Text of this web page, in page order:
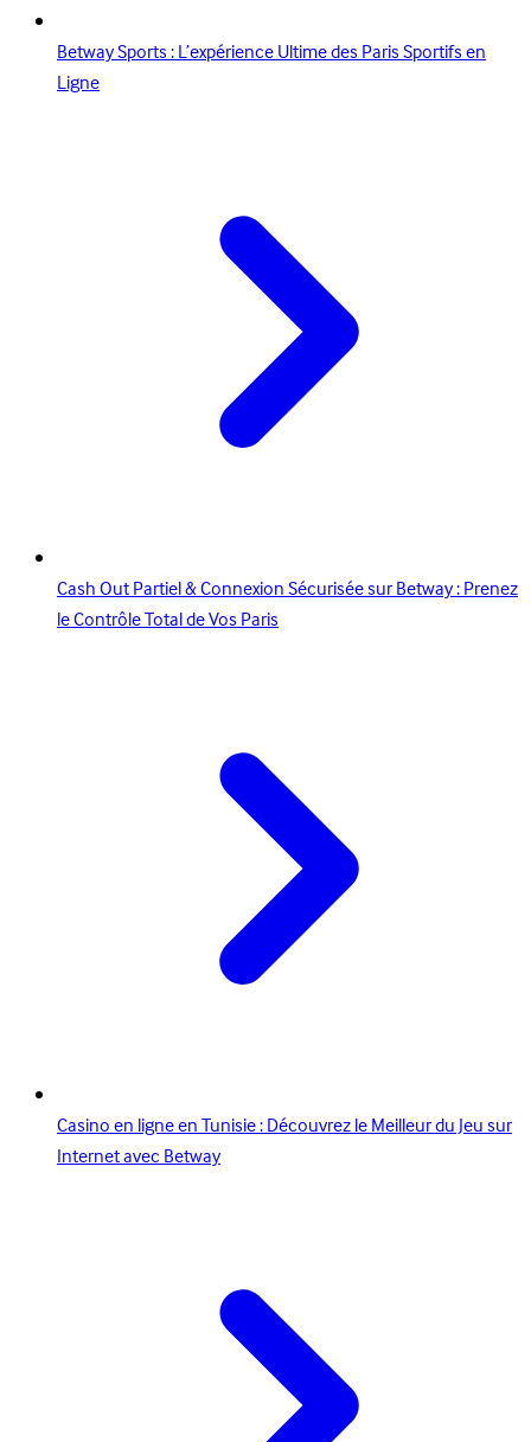
Betway Sports : L’expérience Ultime des Paris Sportifs en
Ligne
Cash Out Partiel & Connexion Sécurisée sur Betway : Prenez
le Contrôle Total de Vos Paris
Casino en ligne en Tunisie : Découvrez le Meilleur du Jeu sur
Internet avec Betway